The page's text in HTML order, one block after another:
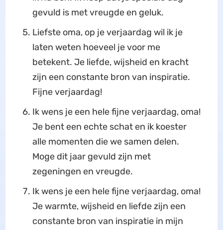
gevuld is met vreugde en geluk.
Liefste oma, op je verjaardag wil ik je
laten weten hoeveel je voor me
betekent. Je liefde, wijsheid en kracht
zijn een constante bron van inspiratie.
Fijne verjaardag!
Ik wens je een hele fijne verjaardag, oma!
Je bent een echte schat en ik koester
alle momenten die we samen delen.
Moge dit jaar gevuld zijn met
zegeningen en vreugde.
Ik wens je een hele fijne verjaardag, oma!
Je warmte, wijsheid en liefde zijn een
constante bron van inspiratie in mijn